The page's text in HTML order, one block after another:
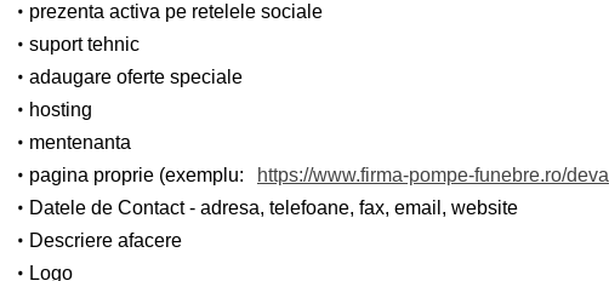
prezenta activa pe retelele sociale
suport tehnic
adaugare oferte speciale
hosting
mentenanta
pagina proprie (exemplu:
https://www.firma-pompe-funebre.ro/deva
Datele de Contact - adresa, telefoane, fax, email, website
Descriere afacere
Logo